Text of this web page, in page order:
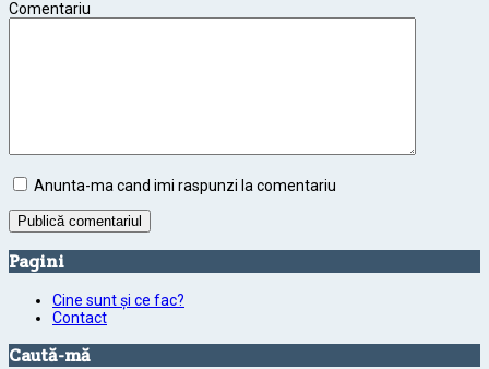
Comentariu
Anunta-ma cand imi raspunzi la comentariu
Pagini
Cine sunt și ce fac?
Contact
Caută-mă